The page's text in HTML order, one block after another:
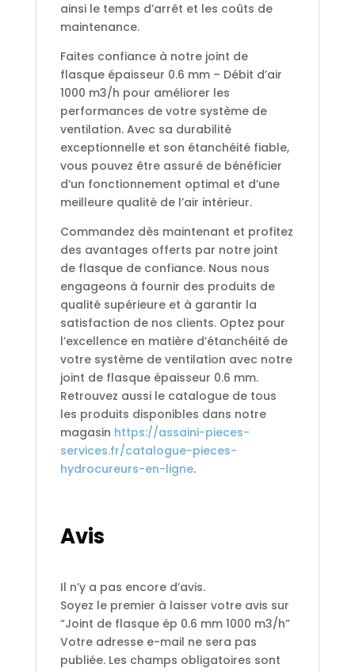
ainsi le temps d’arrêt et les coûts de
maintenance.
Faites confiance à notre joint de
flasque épaisseur 0.6 mm – Débit d’air
1000 m3/h pour améliorer les
performances de votre système de
ventilation. Avec sa durabilité
exceptionnelle et son étanchéité fiable,
vous pouvez être assuré de bénéficier
d’un fonctionnement optimal et d’une
meilleure qualité de l’air intérieur.
Commandez dès maintenant et profitez
des avantages offerts par notre joint
de flasque de confiance. Nous nous
engageons à fournir des produits de
qualité supérieure et à garantir la
satisfaction de nos clients. Optez pour
l’excellence en matière d’étanchéité de
votre système de ventilation avec notre
joint de flasque épaisseur 0.6 mm.
Retrouvez aussi le catalogue de tous
les produits disponibles dans notre
magasin https://assaini-pieces-
services.fr/catalogue-pieces-
hydrocureurs-en-ligne.
Avis
Il n’y a pas encore d’avis.
Soyez le premier à laisser votre avis sur
“Joint de flasque ép 0.6 mm 1000 m3/h”
Votre adresse e-mail ne sera pas
publiée. Les champs obligatoires sont